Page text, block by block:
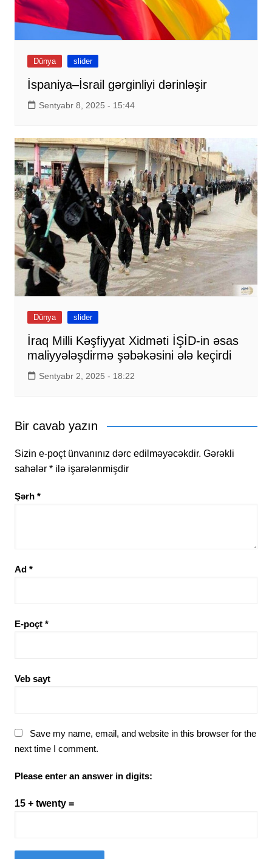
Dünya slider
İspaniya–İsrail gərginliyi dərinləşir
Sentyabr 8, 2025 - 15:44
Dünya slider
İraq Milli Kəşfiyyat Xidməti İŞİD-in əsas
maliyyələşdirmə şəbəkəsini ələ keçirdi
Sentyabr 2, 2025 - 18:22
Bir cavab yazın
Sizin e-poçt ünvanınız dərc edilməyəcəkdir. Gərəkli
sahələr *ilə işarələnmişdir
Şərh *
Ad *
E-poçt *
Veb sayt
Save my name, email, and website in this browser for the
next time I comment.
Please enter an answer in digits:
15 + twenty =